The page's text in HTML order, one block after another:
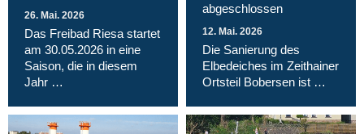
26. Mai. 2026
Das Freibad Riesa startet
am 30.05.2026 in eine
Saison, die in diesem
Jahr …
abgeschlossen
12. Mai. 2026
Die Sanierung des
Elbedeiches im Zeithainer
Ortsteil Bobersen ist …